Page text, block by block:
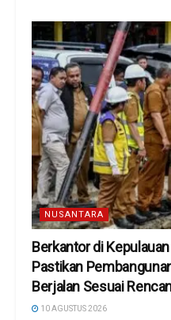
NUSANTARA
Berkantor di
Pastikan
Berjalan Sesuai
10 AGUSTUS 2026